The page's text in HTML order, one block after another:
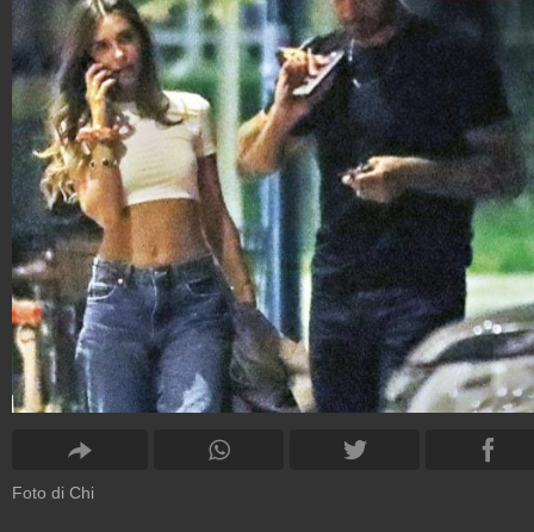
Foto di Chi